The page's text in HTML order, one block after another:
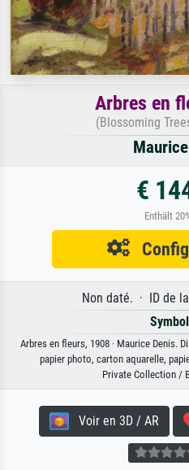
Arbres en
(Blossoming
€
Enthält
Non daté. · ID de
Arbres en fleurs, 1908 · Maurice Denis.
papier photo, carton aquarelle,
Private Collection /
Voir en 3D / AR